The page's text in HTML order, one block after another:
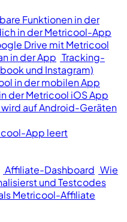
Funktionen in der
in der Metricool-App
Drive mit Metricool
in der App Tracking-
und Instagram)
in der mobilen App
der Metricool iOS App
auf Android-Geräten
App leert
Affiliate-Dashboard Wie
und Testcodes
Metricool-Affiliate